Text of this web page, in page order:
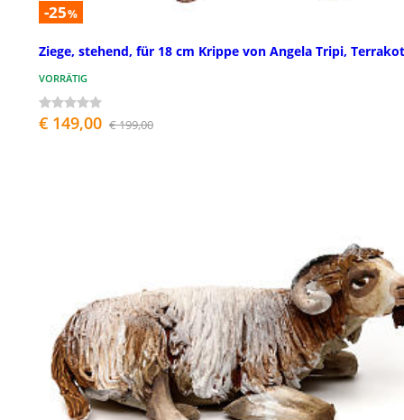
-25%
Ziege, stehend, für 18 cm Krippe von Angela Tripi,
VORRÄTIG
€ 149,00 € 199,00